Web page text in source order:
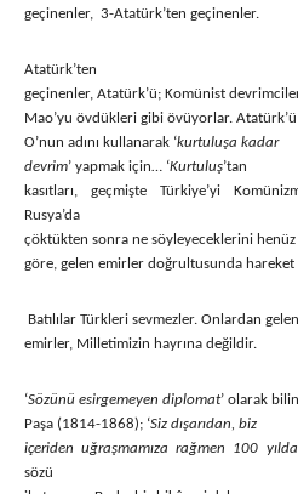
geçinenler, 3-Atatürk’ten geçinenler.
Atatürk’ten
geçinenler, Atatürk’ü; Komünist
Mao’yu övdükleri gibi övüyorlar.
O’nun adını kullanarak ‘kurtuluşa kadar
devrim’ yapmak için… ‘Kurtuluş’tan
kasıtları, geçmişte Türkiye’yi
Rusya’da
çöktükten sonra ne söyleyeceklerini
göre, gelen emirler doğrultusunda
Batılılar Türkleri sevmezler. Onlardan gelen
emirler, Milletimizin hayrına değildir.
‘Sözünü esirgemeyen diplomat’ olarak
Paşa (1814-1868); ‘Siz dışarıdan, biz
içeriden uğraşmamıza rağmen 100
sözü